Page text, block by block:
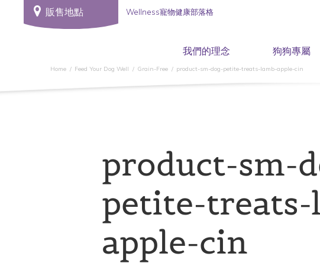
販售地點 Wellness寵物健康部落格
我們的理念 狗狗專屬
Home Feed Your Dog Well Grain-Free product-sm-dog-petite-treats-lamb-apple-cin
product-sm-
petite-treats-
apple-cin